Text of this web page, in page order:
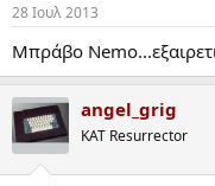
Υπεύθυνος του έργου
(κλάδου της
Κόντος επικεφαλής μιας
επιστημόνων και
Σχετικό ρεπορτάζ με
στην εφημερίδα «Το
κατεσκευάσθη στον
28 Ιουλ 2013
Μπράβο
angel_grig
KAT Resurrector